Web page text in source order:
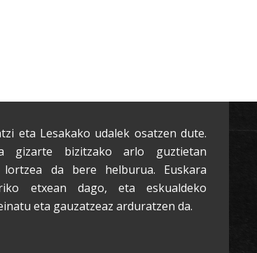
eta Lesakako udalek osatzen dute.
gizarte bizitzako arlo guztietan
lortzea da bere helburua. Euskara
etxean dago, eta eskualdeko
eta gauzatzeaz arduratzen da.